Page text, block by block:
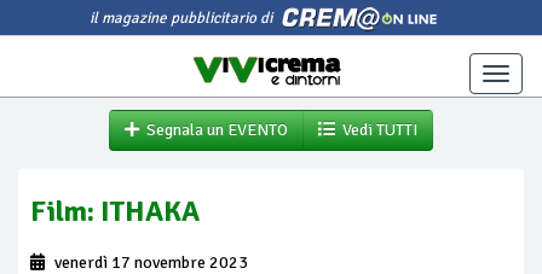
il magazine pubblicitario di
Toggle
Segnala un EVENTO
Vedi TUTTI
Film: ITHAKA
venerdì 17 novembre 2023